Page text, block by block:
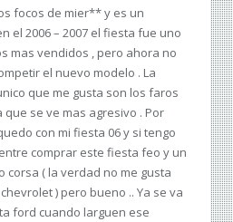
focos de mier** y es un
el 2006 – 2007 el fiesta fue uno
mas vendidos , pero ahora no
el nuevo modelo . La
que me gusta son los faros
que se ve mas agresivo . Por
con mi fiesta 06 y si tengo
comprar este fiesta feo y un
corsa ( la verdad no me gusta
) pero bueno .. Ya se va
ford cuando larguen ese